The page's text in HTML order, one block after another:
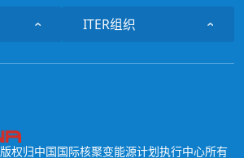
ITER组织
版权归中国国际核聚变能源计划执行中心所有